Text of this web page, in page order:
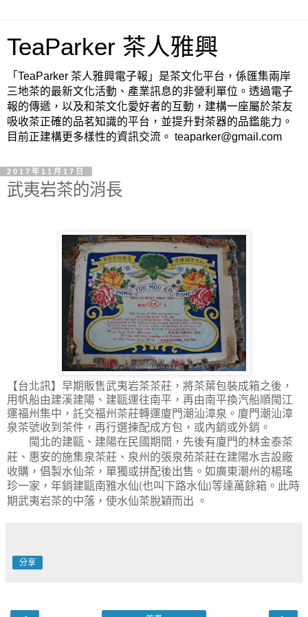
TeaParker 茶人雅興
「TeaParker 茶人雅興電子報」是茶文化平台，係匯集兩岸
三地茶的最新文化活動、產業訊息的非營利單位。透過電子
報的傳遞，以及和茶文化愛好者的互動，建構一座屬於茶友
吸收茶正確的品茗知識的平台，並提升對茶器的品鑑能力。
目前正建構更多樣性的資訊交流。 teaparker@gmail.com
2017年11月17日
武夷岩茶的消長
【台北訊】 早期販售武夷岩茶茶莊，將茶葉包裝成箱之後，
用帆船由建溪建陽、建甌運往南平，再由南平換汽船順閩江
運福州集中，託交福州茶莊轉運廈門潮汕漳泉。廈門潮汕漳
泉茶號收到茶件，再行選揀配成方包，或內銷或外銷。
閩北的建甌、建陽在民國期間，先後有廈門的林金泰茶
莊、惠安的施集泉茶莊、泉州的張泉苑茶莊在建陽水吉設廠
收購，倡製水仙茶，單獨或拼配後出售。如廣東潮州的楊瑤
珍一家，年銷建甌南雅水仙(也叫下路水仙)等達萬餘箱。此時
期武夷岩茶的中落，使水仙茶脫穎而出 。
分享